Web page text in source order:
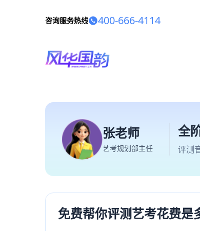
咨询服务热线 400-666-4114
张老师
艺考规划部主任
全
评测
免费帮你评测艺考花费是